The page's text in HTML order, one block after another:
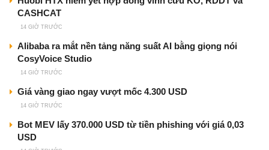
CASHCAT
14 GIỜ TRƯỚC
Alibaba ra mắt nền tảng năng suất AI bằng giọng nói
CosyVoice Studio
14 GIỜ TRƯỚC
Giá vàng giao ngay vượt mốc 4.300 USD
14 GIỜ TRƯỚC
Bot MEV lấy 370.000 USD từ tiền phishing với giá 0,03
USD